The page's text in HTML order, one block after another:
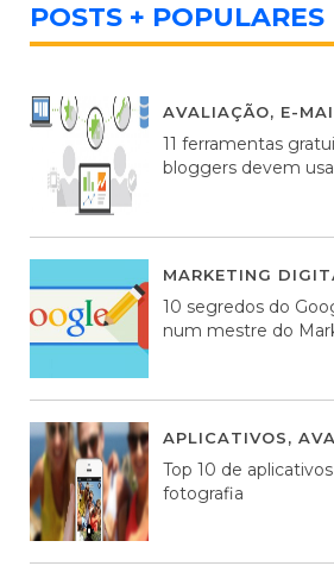
POSTS + POPULARES
AVALIAÇÃO, E-
11 ferramentas
bloggers devem
MARKETING
10 segredos do
num mestre do
APLICATIVOS,
Top 10 de
fotografia